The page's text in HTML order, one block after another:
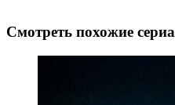
Смотреть похожие